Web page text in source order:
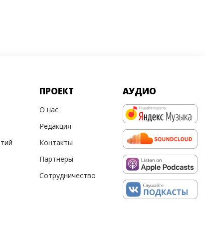
ПРОЕКТ
О нас
Редакция
Контакты
Партнеры
Сотрудничество
АУДИО